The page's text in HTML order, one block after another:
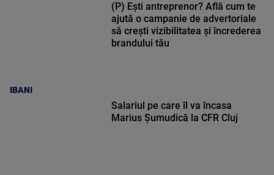
IBANI
(P) Ești antreprenor? Află cum te
ajută o campanie de advertoriale
să crești vizibilitatea și încrederea
brandului tău
Salariul pe care îl va încasa
Marius Șumudică la CFR Cluj